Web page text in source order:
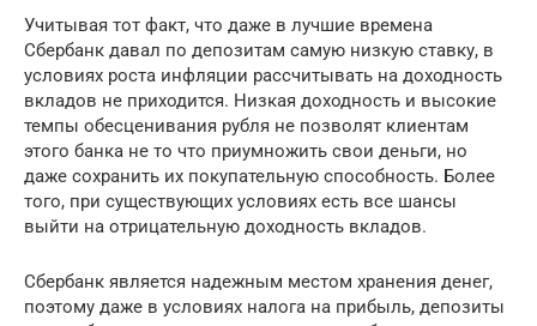
Учитывая тот факт, что даже в лучшие времена
Сбербанк давал по депозитам самую низкую ставку, в
условиях роста инфляции рассчитывать на доходность
вкладов не приходится. Низкая доходность и высокие
темпы обесценивания рубля не позволят клиентам
этого банка не то что приумножить свои деньги, но
даже сохранить их покупательную способность. Более
того, при существующих условиях есть все шансы
выйти на отрицательную доходность вкладов.
Сбербанк является надежным местом хранения денег,
поэтому даже в условиях налога на прибыль, депозиты